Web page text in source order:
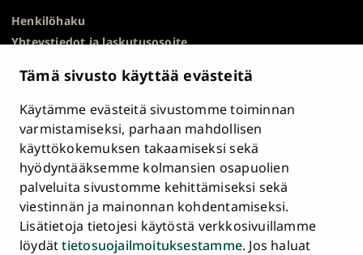
Tämä sivusto käyttää evästeitä
Käytämme evästeitä sivustomme toiminnan
varmistamiseksi, parhaan mahdollisen
käyttökokemuksen takaamiseksi sekä
hyödyntääksemme kolmansien osapuolien
palveluita sivustomme kehittämiseksi sekä
viestinnän ja mainonnan kohdentamiseksi.
Lisätietoja tietojesi käytöstä verkkosivuillamme
löydättietosuojailmoituksestamme. Jos haluat
Henkilöhaku
Yhteystiedot ja laskutusosoite
HR Excellence in Research
Tietosuojailmoitus
Asiakirjajulkisuuskuvaus ja tietopyynnöt
Väärinkäytösepäilyt
Saavutettavuusseloste
Palaute
Intranet ja sähköiset työkalut
Evästeasetukset